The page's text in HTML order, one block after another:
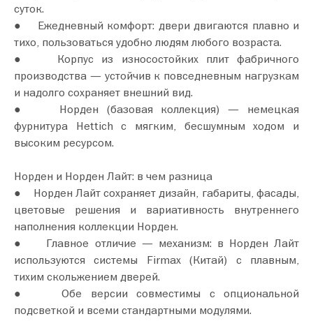
суток.
● Ежедневный комфорт: двери двигаются плавно и
тихо, пользоваться удобно людям любого возраста.
● Корпус из износостойких плит фабричного
производства — устойчив к повседневным нагрузкам
и надолго сохраняет внешний вид.
● Норден (базовая коллекция) — немецкая
фурнитура Hettich с мягким, бесшумным ходом и
высоким ресурсом.
Норден и Норден Лайт: в чем разница
● Норден Лайт сохраняет дизайн, габариты, фасады,
цветовые решения и вариативность внутреннего
наполнения коллекции Норден.
● Главное отличие — механизм: в Норден Лайт
используются системы Firmax (Китай) с плавным,
тихим скольжением дверей.
● Обе версии совместимы с опциональной
подсветкой и всеми стандартными модулями.